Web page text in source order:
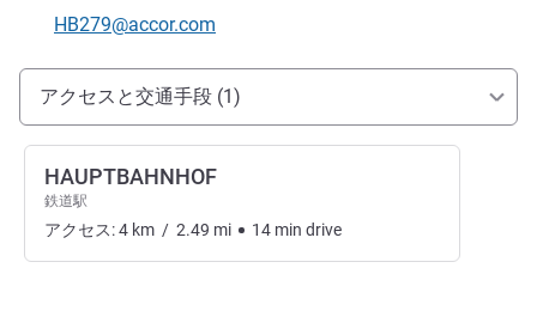
Eメール
HB279@accor.com
アクセスと交通機関
アクセスと交通手段 (1)
HAUPTBAHNHOF
鉄道駅
アクセス:4 km / 2.49 mi 14 min drive